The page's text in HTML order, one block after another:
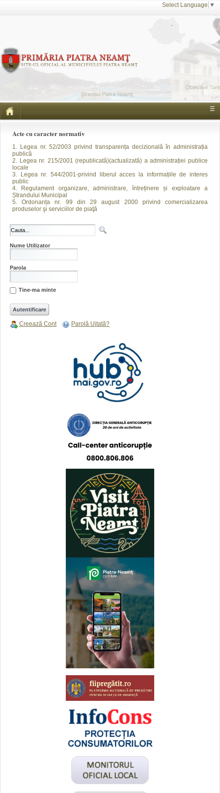
Select Language ▼
☰
Acte cu caracter normativ
1. Legea nr. 52/2003 privind transparența decizională în administrația
publică
2. Legea nr. 215/2001 (republicată)(actualizată) a administrației publice
locale
3. Legea nr. 544/2001-privind liberul acces la informațiile de interes
public
4. Regulament organizare, administrare, întreținere și exploatare a
Ștrandului Municipal
5. Ordonanța nr. 99 din 29 august 2000 privind comercializarea
produselor şi serviciilor de piaţă
Nume Utilizator
Parola
Tine-ma minte
Creează Cont Parolă Uitată?